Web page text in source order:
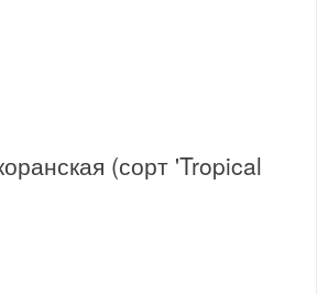
(сорт 'Tropical